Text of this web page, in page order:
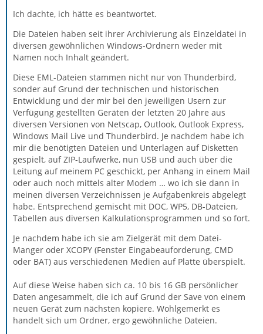
Ich dachte, ich hätte es beantwortet.
Die Dateien haben seit ihrer Archivierung als Einzeldatei in
diversen gewöhnlichen Windows-Ordnern weder mit
Namen noch Inhalt geändert.
Diese EML-Dateien stammen nicht nur von Thunderbird,
sonder auf Grund der technischen und historischen
Entwicklung und der mir bei den jeweiligen Usern zur
Verfügung gestellten Geräten der letzten 20 Jahre aus
diversen Versionen von Netscap, Outlook, Outlook Express,
Windows Mail Live und Thunderbird. Je nachdem habe ich
mir die benötigten Dateien und Unterlagen auf Disketten
gespielt, auf ZIP-Laufwerke, nun USB und auch über die
Leitung auf meinem PC geschickt, per Anhang in einem Mail
oder auch noch mittels alter Modem … wo ich sie dann in
meinen diversen Verzeichnissen je Aufgabenkreis abgelegt
habe. Entsprechend gemischt mit DOC, WP5, DB-Dateien,
Tabellen aus diversen Kalkulationsprogrammen und so fort.
Je nachdem habe ich sie am Zielgerät mit dem Datei-
Manger oder XCOPY (Fenster Eingabeauforderung, CMD
oder BAT) aus verschiedenen Medien auf Platte überspielt.
Auf diese Weise haben sich ca. 10 bis 16 GB persönlicher
Daten angesammelt, die ich auf Grund der Save von einem
neuen Gerät zum nächsten kopiere. Wohlgemerkt es
handelt sich um Ordner, ergo gewöhnliche Dateien.